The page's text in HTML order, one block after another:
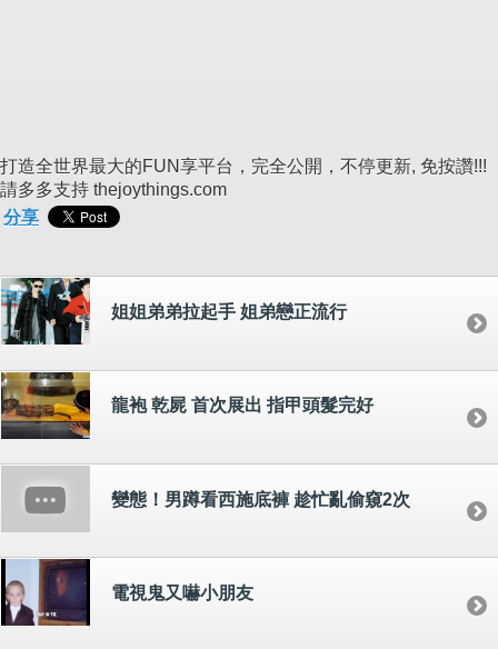
打造全世界最大的FUN享平台，完全公開，不停更新, 免按讚!!!
請多多支持 thejoythings.com
分享
姐姐弟弟拉起手 姐弟戀正流行
龍袍 乾屍 首次展出 指甲頭髮完好
變態！男蹲看西施底褲 趁忙亂偷窺2次
電視鬼又嚇小朋友